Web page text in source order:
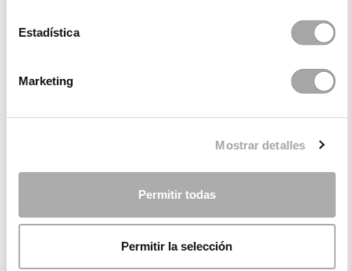
Estadística
Marketing
Mostrar detalles
Permitir todas
Permitir la selección
POINTS OF SALE